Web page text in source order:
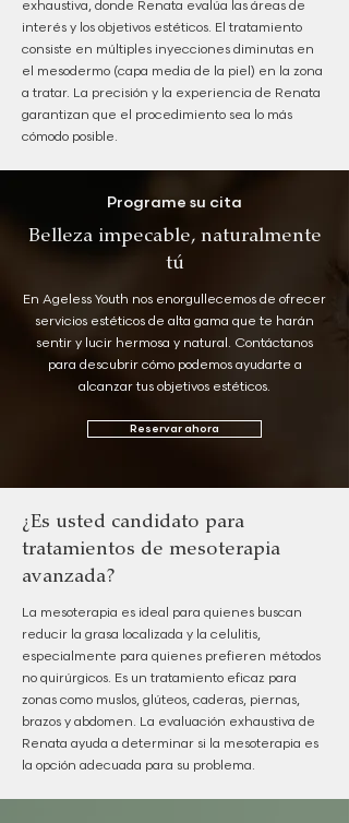
exhaustiva, donde Renata evalúa las áreas de
interés y los objetivos estéticos. El tratamiento
consiste en múltiples inyecciones diminutas en
el mesodermo (capa media de la piel) en la zona
a tratar. La precisión y la experiencia de Renata
garantizan que el procedimiento sea lo más
cómodo posible.
Programe su cita
Belleza impecable, naturalmente
tú
En Ageless Youth nos enorgullecemos de ofrecer
servicios estéticos de alta gama que te harán
sentir y lucir hermosa y natural. Contáctanos
para descubrir cómo podemos ayudarte a
alcanzar tus objetivos estéticos.
Reservar ahora
¿Es usted candidato para
tratamientos de mesoterapia
avanzada?
La mesoterapia es ideal para quienes buscan
reducir la grasa localizada y la celulitis,
especialmente para quienes prefieren métodos
no quirúrgicos. Es un tratamiento eficaz para
zonas como muslos, glúteos, caderas, piernas,
brazos y abdomen. La evaluación exhaustiva de
Renata ayuda a determinar si la mesoterapia es
la opción adecuada para su problema.